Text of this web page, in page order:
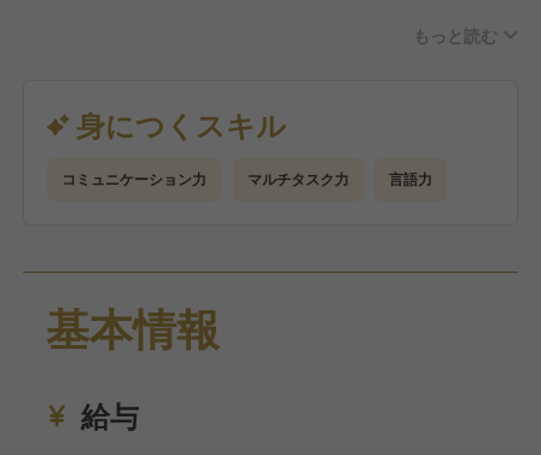
しっかり研修をさせていただくので、安心して働ける
もっと読む
身につくスキル
コミュニケーション力 マルチタスク力 言語力
基本情報
給与